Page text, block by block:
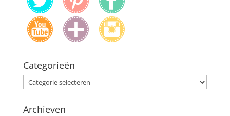
Categorieën
Categorieën
Archieven